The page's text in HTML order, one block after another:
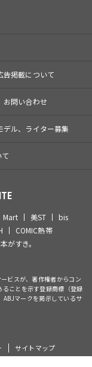
告掲載について
お問い合わせ
デル、ライター募集
Mart 美ST
bis
COMIC熱帯
本がすき。
ビスが、著作権者からコン
ことを示す登録商標（登録
マークを掲示しているサ
サイトマップ